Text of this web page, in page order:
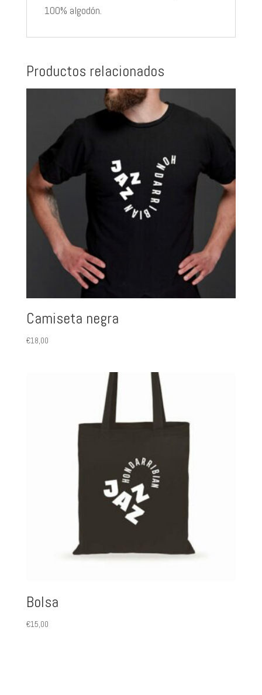
100% algodón.
Productos relacionados
Camiseta negra
€18,00
Bolsa
€15,00